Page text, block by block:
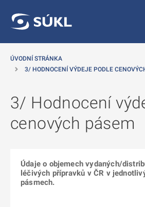
ÚVODNÍ STRÁNKA
3/ HODNOCENÍ VÝDEJE PODLE
3/ Hodnocení
cenových pásem
Údaje o objemech vydaných/
léčivých přípravků v ČR v
pásmech.